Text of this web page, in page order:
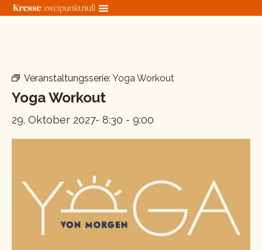
Zum
Veranstaltungsserie: Yoga Workout
Yoga Workout
29. Oktober 2027- 8:30 - 9:00